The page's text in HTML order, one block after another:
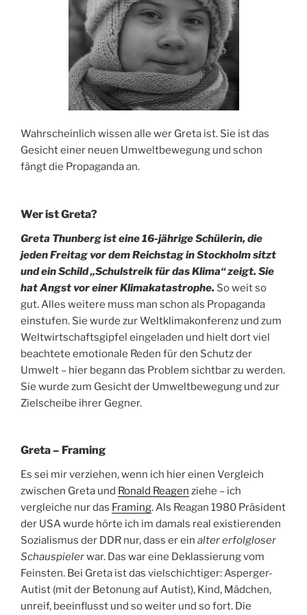
Wahrscheinlich wissen alle wer Greta ist. Sie ist das
Gesicht einer neuen Umweltbewegung und schon
fängt die Propaganda an.
Wer ist Greta?
Greta Thunberg ist eine 16-jährige Schülerin, die
jeden Freitag vor dem Reichstag in Stockholm sitzt
und ein Schild „Schulstreik für das Klima“ zeigt. Sie
hat Angst vor einer Klimakatastrophe. So weit so
gut. Alles weitere muss man schon als Propaganda
einstufen. Sie wurde zur Weltklimakonferenz und zum
Weltwirtschaftsgipfel eingeladen und hielt dort viel
beachtete emotionale Reden für den Schutz der
Umwelt – hier begann das Problem sichtbar zu werden.
Sie wurde zum Gesicht der Umweltbewegung und zur
Zielscheibe ihrer Gegner.
Greta – Framing
Es sei mir verziehen, wenn ich hier einen Vergleich
zwischen Greta und Ronald Reagen ziehe – ich
vergleiche nur das Framing. Als Reagan 1980 Präsident
der USA wurde hörte ich im damals real existierenden
Sozialismus der DDR nur, dass er ein alter erfolgloser
Schauspielerwar. Das war eine Deklassierung vom
Feinsten. Bei Greta ist das vielschichtiger: Asperger-
Autist (mit der Betonung auf Autist), Kind, Mädchen,
unreif, beeinflusst und so weiter und so fort. Die